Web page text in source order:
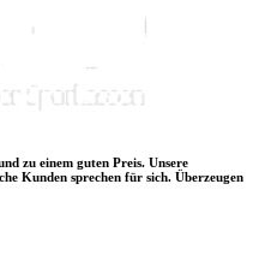
zu einem guten Preis. Unsere
Kunden sprechen für sich. Überzeugen